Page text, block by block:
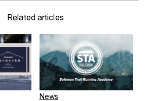
Related articles
News